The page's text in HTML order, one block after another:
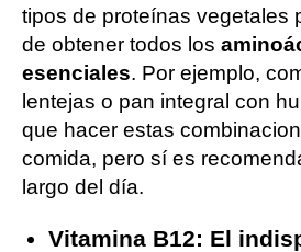
tipos de proteínas vegetales
de obtener todos los
esenciales. Por ejemplo,
lentejas o pan integral con
que hacer estas
comida, pero sí es
largo del día.
Vitamina B12: El